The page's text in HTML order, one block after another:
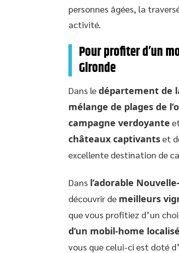
personnes âgées, la
activité.
Pour profiter d’un
Gironde
Dans ledépartement de
mélange de plages de
campagne verdoyante
châteaux captivantset
excellente destination de
Dans l’adorable
découvrir de meilleurs
que vous profitiez d’un
d’un mobil-home
vous que celui-ci est doté